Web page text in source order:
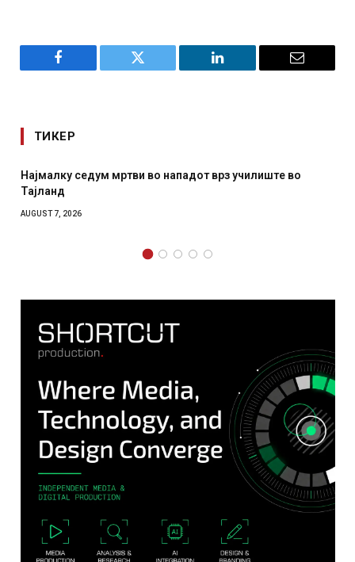
Facebook Twitter LinkedIn Email
ТИКЕР
врз училиште во
СОЗИС: Украинците повеќе